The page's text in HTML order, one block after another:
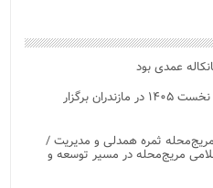
رویدادهای شاخص هنری در نیمه نخست ۱۴۰۵ در مازندران برگزار
ثمره همدلی و مدیریت /
مریج‌محله در مسیر توسعه و